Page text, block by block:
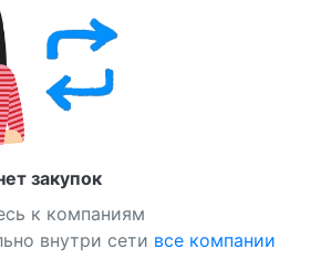
закупок
к компаниям
внутри сети все компании